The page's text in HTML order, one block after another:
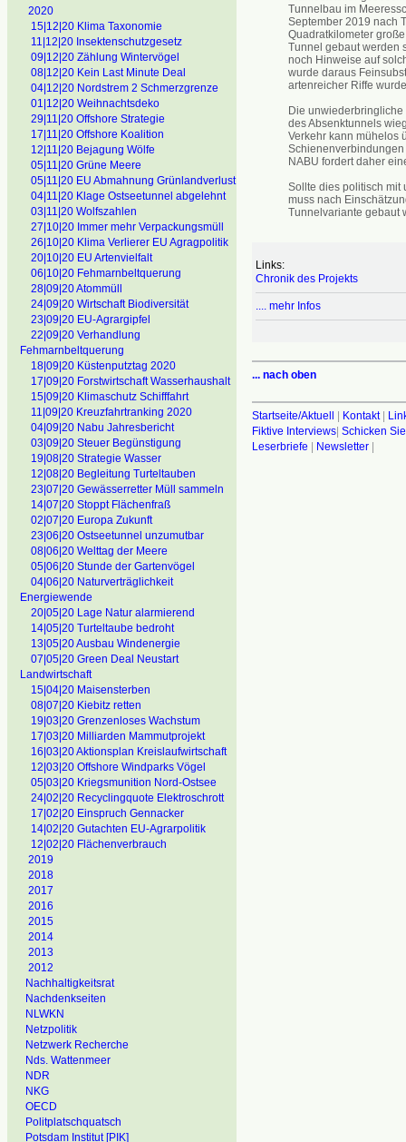
2020
15|12|20 Klima Taxonomie
11|12|20 Insektenschutzgesetz
09|12|20 Zählung Wintervögel
08|12|20 Kein Last Minute Deal
04|12|20 Nordstrem 2 Schmerzgrenze
01|12|20 Weihnachtsdeko
29|11|20 Offshore Strategie
17|11|20 Offshore Koalition
12|11|20 Bejagung Wölfe
05|11|20 Grüne Meere
05|11|20 EU Abmahnung Grünlandverlust
04|11|20 Klage Ostseetunnel abgelehnt
03|11|20 Wolfszahlen
27|10|20 Immer mehr Verpackungsmüll
26|10|20 Klima Verlierer EU Agragpolitik
20|10|20 EU Artenvielfalt
06|10|20 Fehmarnbeltquerung
28|09|20 Atommüll
24|09|20 Wirtschaft Biodiversität
23|09|20 EU-Agrargipfel
22|09|20 Verhandlung
Fehmarnbeltquerung
18|09|20 Küstenputztag 2020
17|09|20 Forstwirtschaft Wasserhaushalt
15|09|20 Klimaschutz Schifffahrt
11|09|20 Kreuzfahrtranking 2020
04|09|20 Nabu Jahresbericht
03|09|20 Steuer Begünstigung
19|08|20 Strategie Wasser
12|08|20 Begleitung Turteltauben
23|07|20 Gewässerretter Müll sammeln
14|07|20 Stoppt Flächenfraß
02|07|20 Europa Zukunft
23|06|20 Ostseetunnel unzumutbar
08|06|20 Welttag der Meere
05|06|20 Stunde der Gartenvögel
04|06|20 Naturverträglichkeit
Energiewende
20|05|20 Lage Natur alarmierend
14|05|20 Turteltaube bedroht
13|05|20 Ausbau Windenergie
07|05|20 Green Deal Neustart
Landwirtschaft
15|04|20 Maisensterben
08|07|20 Kiebitz retten
19|03|20 Grenzenloses Wachstum
17|03|20 Milliarden Mammutprojekt
16|03|20 Aktionsplan Kreislaufwirtschaft
12|03|20 Offshore Windparks Vögel
05|03|20 Kriegsmunition Nord-Ostsee
24|02|20 Recyclingquote Elektroschrott
17|02|20 Einspruch Gennacker
14|02|20 Gutachten EU-Agrarpolitik
12|02|20 Flächenverbrauch
2019
2018
2017
2016
2015
2014
2013
2012
Nachhaltigkeitsrat
Nachdenkseiten
NLWKN
Netzpolitik
Netzwerk Recherche
Nds. Wattenmeer
NDR
NKG
OECD
Politplatschquatsch
Potsdam Institut [PIK]
Tunnelbau im
September 2019 nach
Quadratkilometer
Tunnel gebaut werden
noch Hinweise auf
wurde daraus
artenreicher Riffe
Die unwiederbringliche
des Absenktunnels
Verkehr kann mühelos
NABU fordert daher
Sollte dies politisch mit
muss nach
Tunnelvariante gebaut
Links:
Chronik des Projekts
.... mehr Infos
... nach oben
Startseite/Aktuell | Kontakt|
Fiktive Interviews| Schicken
Leserbriefe | Newsletter|